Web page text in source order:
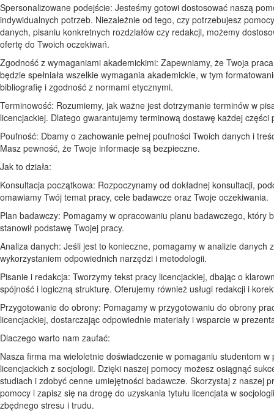
Spersonalizowane podejście: Jesteśmy gotowi dostosować naszą
indywidualnych potrzeb. Niezależnie od tego, czy potrzebujesz
danych, pisaniu konkretnych rozdziałów czy redakcji, możemy
ofertę do Twoich oczekiwań.
Zgodność z wymaganiami akademickimi: Zapewniamy, że Twoja
będzie spełniała wszelkie wymagania akademickie, w tym
bibliografię i zgodność z normami etycznymi.
Terminowość: Rozumiemy, jak ważne jest dotrzymanie terminów w
licencjackiej. Dlatego gwarantujemy terminową dostawę każdej części
Poufność: Dbamy o zachowanie pełnej poufności Twoich danych i
Masz pewność, że Twoje informacje są bezpieczne.
Jak to działa:
Konsultacja początkowa: Rozpoczynamy od dokładnej konsultacji,
omawiamy Twój temat pracy, cele badawcze oraz Twoje oczekiwania.
Plan badawczy: Pomagamy w opracowaniu planu badawczego, który
stanowił podstawę Twojej pracy.
Analiza danych: Jeśli jest to konieczne, pomagamy w analizie danych z
wykorzystaniem odpowiednich narzędzi i metodologii.
Pisanie i redakcja: Tworzymy tekst pracy licencjackiej, dbając o
spójność i logiczną strukturę. Oferujemy również usługi redakcji i
Przygotowanie do obrony: Pomagamy w przygotowaniu do obrony
licencjackiej, dostarczając odpowiednie materiały i wsparcie w
Dlaczego warto nam zaufać:
Nasza firma ma wieloletnie doświadczenie w pomaganiu studentom w
licencjackich z socjologii. Dzięki naszej pomocy możesz osiągnąć
studiach i zdobyć cenne umiejętności badawcze. Skorzystaj z naszej
pomocy i zapisz się na drogę do uzyskania tytułu licencjata w
zbędnego stresu i trudu.